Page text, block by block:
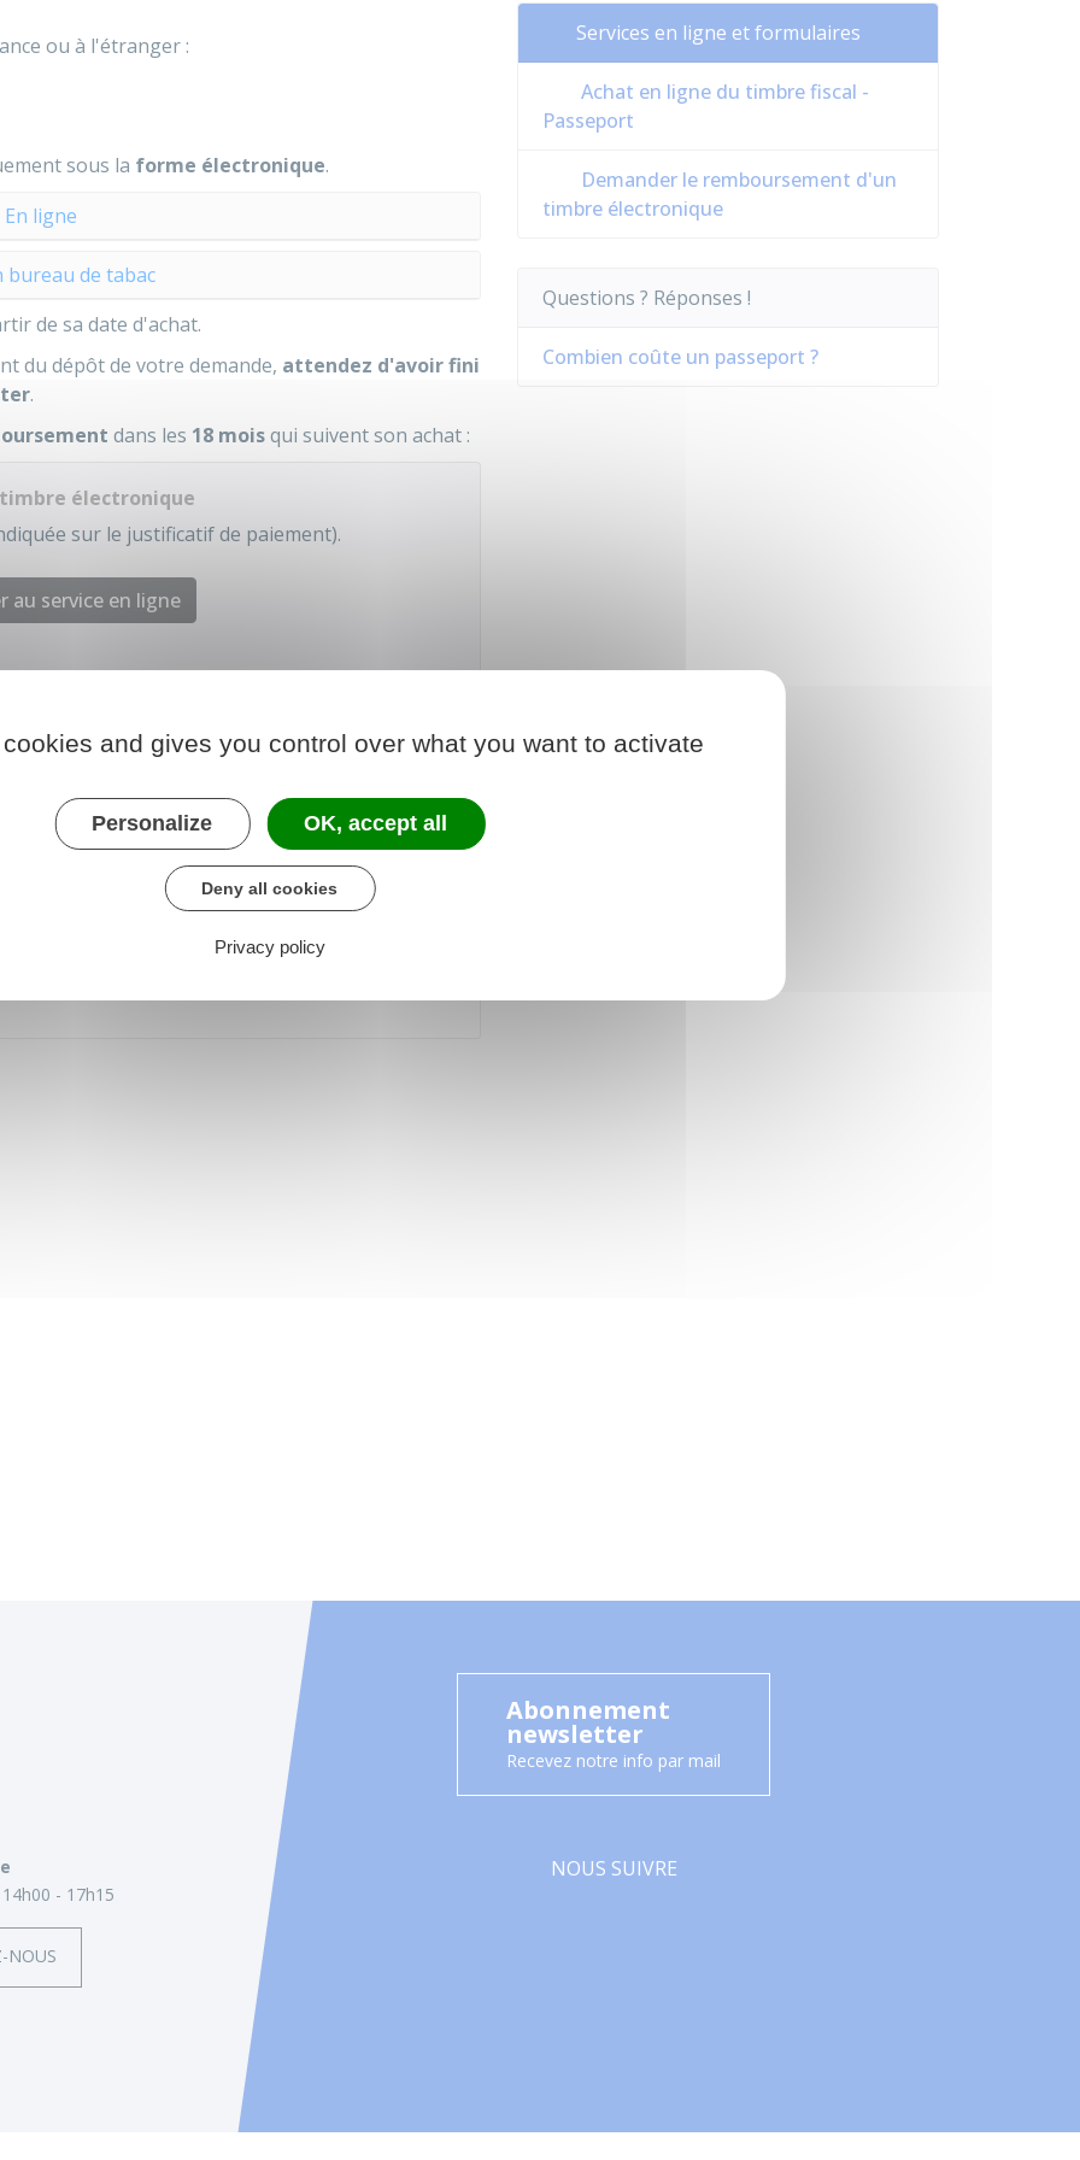
ou à l'étranger :
sous la forme électronique.
En ligne
bureau de tabac
de sa date d'achat.
du dépôt de votre demande, attendez d'avoir fini
.
dans les 18 moisqui suivent son achat :
électronique
sur le justificatif de paiement).
au service en ligne
chargé des finances
121 KM à 121 KM ter
313 BA
Services en ligne et formulaires
Achat en ligne du timbre fiscal -
Passeport
Demander le remboursement d'un
timbre électronique
Questions ? Réponses !
Combien coûte un passeport ?
14h00 - 17h15
NOUS
Abonnement
newsletter
Recevez notre info par mail
NOUS SUIVRE
and gives you control over what you want to activate
Personalize OK, accept all
Deny all cookies
Privacy policy